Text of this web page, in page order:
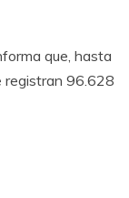
que, hasta
registran 96.628